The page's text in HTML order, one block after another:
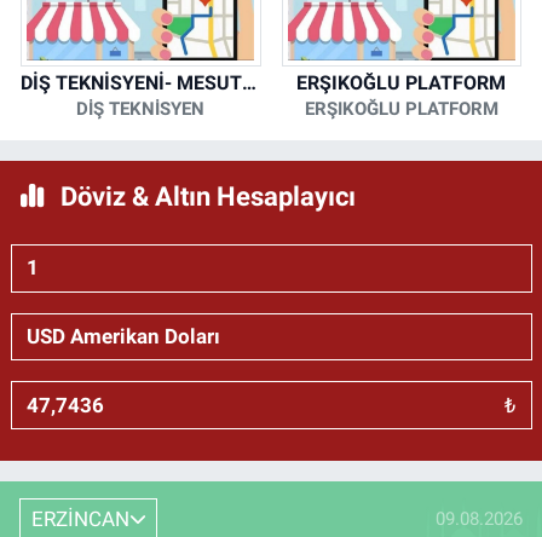
DİŞ TEKNİSYENİ- MESUT KORKMAZ
DİŞ TEKNİSYEN
ERŞIKOĞLU PLATFORM
ERŞIKOĞLU PLATFORM
Döviz & Altın Hesaplayıcı
₺
ERZİNCAN 09.08.2026